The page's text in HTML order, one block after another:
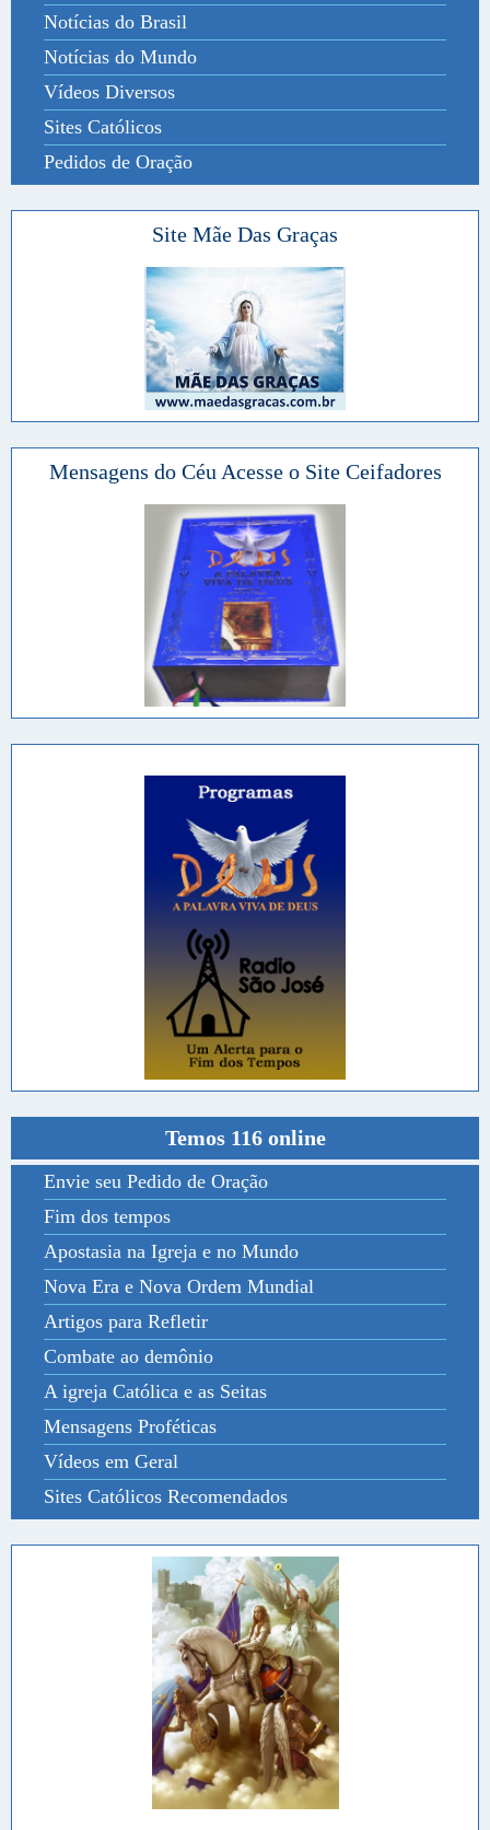
Notícias do Brasil
Notícias do Mundo
Vídeos Diversos
Sites Católicos
Pedidos de Oração
Site Mãe Das Graças
Mensagens do Céu Acesse o Site Ceifadores
Temos 116 online
Envie seu Pedido de Oração
Fim dos tempos
Apostasia na Igreja e no Mundo
Nova Era e Nova Ordem Mundial
Artigos para Refletir
Combate ao demônio
A igreja Católica e as Seitas
Mensagens Proféticas
Vídeos em Geral
Sites Católicos Recomendados